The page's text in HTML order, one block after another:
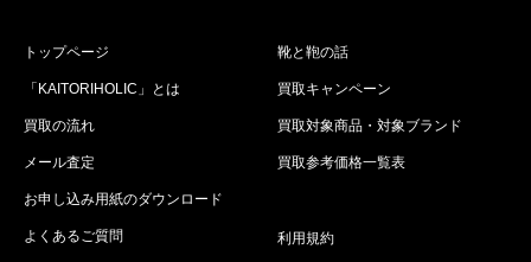
トップページ
「KAITORIHOLIC」とは
買取の流れ
メール査定
お申し込み用紙のダウンロード
よくあるご質問
靴と鞄の話
買取キャンペーン
買取対象商品・対象ブランド
買取参考価格一覧表
利用規約